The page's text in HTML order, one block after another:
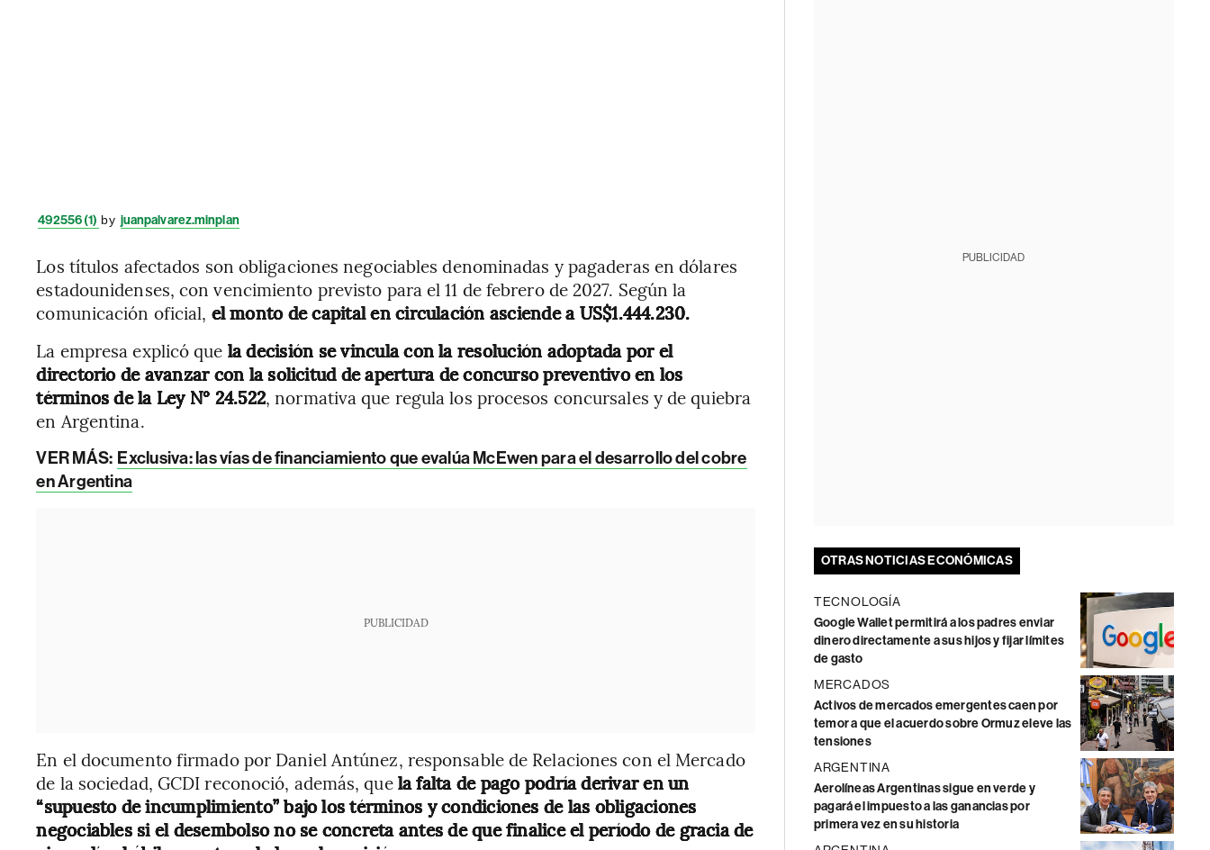
492556 (1) by juanpalvarez.minplan
Los títulos afectados son obligaciones negociables denominadas y pagaderas en dólares
estadounidenses, con vencimiento previsto para el 11 de febrero de 2027. Según la
comunicación oficial, el monto de capital en circulación asciende a US$1.444.230.
La empresa explicó que la decisión se vincula con la resolución adoptada por el
directorio de avanzar con la solicitud de apertura de concurso preventivo en los
términos de la Ley N° 24.522, normativa que regula los procesos concursales y de quiebra
en Argentina.
VER MÁS: Exclusiva: las vías de financiamiento que evalúa McEwen para el desarrollo del cobre
en Argentina
PUBLICIDAD
En el documento firmado por Daniel Antúnez, responsable de Relaciones con el Mercado
de la sociedad, GCDI reconoció, además, quela falta de pago podría derivar en un
“supuesto de incumplimiento” bajo los términos y condiciones de las obligaciones
negociables si el desembolso no se concreta antes de que finalice el período de gracia de
PUBLICIDAD
OTRAS NOTICIAS ECONÓMICAS
TECNOLOGÍA
Google Wallet permitirá a los padres enviar
dinero directamente a sus hijos y fijar límites
de gasto
MERCADOS
Activos de mercados emergentes caen por
temor a que el acuerdo sobre Ormuz eleve las
tensiones
ARGENTINA
Aerolíneas Argentinas sigue en verde y
pagará el impuesto a las ganancias por
primera vez en su historia